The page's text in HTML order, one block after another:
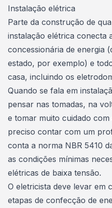
Instalação elétrica
Parte da construção de
instalação elétrica conecta
concessionária de energia
estado, por exemplo) e
casa, incluindo os
Quando se fala em
pensar nas tomadas, na
e tomar muito cuidado com
preciso contar com um
conta a norma NBR 5410
as condições mínimas
elétricas de baixa tensão.
O eletricista deve levar em
etapas de confecção de